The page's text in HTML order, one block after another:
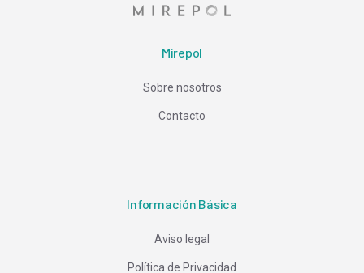
Mirepol
Sobre nosotros
Contacto
Información Básica
Aviso legal
Política de Privacidad